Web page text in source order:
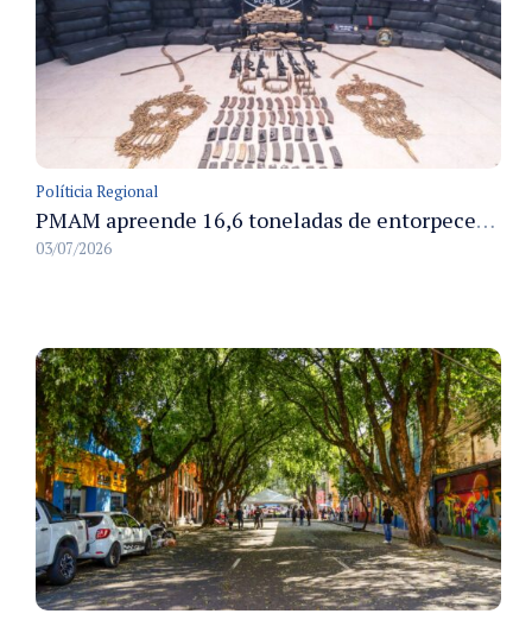
Políticia Regional
PMAM apreende 16,6 toneladas de entorpecentes e registra aumento nas prisões em flagrante e nas capturas de foragidos no primeiro semestre de 2026
03/07/2026